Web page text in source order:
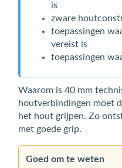
is
zware
toepassingen
vereist is
toepassingen
Waarom is 40 mm
houtverbindingen moet
het hout grijpen. Zo
met goede grip.
Goed om te weten